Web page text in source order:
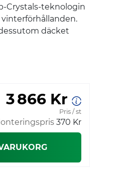
Crystals-teknologin
däcket
3 866 Kr
Pris / st
370 Kr